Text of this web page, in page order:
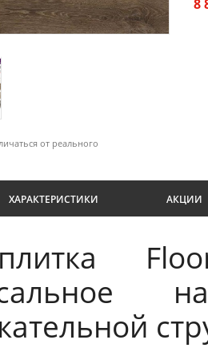
от реального
8
ХАРАКТЕРИСТИКИ АКЦИИ